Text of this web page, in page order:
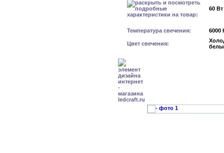
60 Вт
Температура свечения: 6000
Цвет свечения: